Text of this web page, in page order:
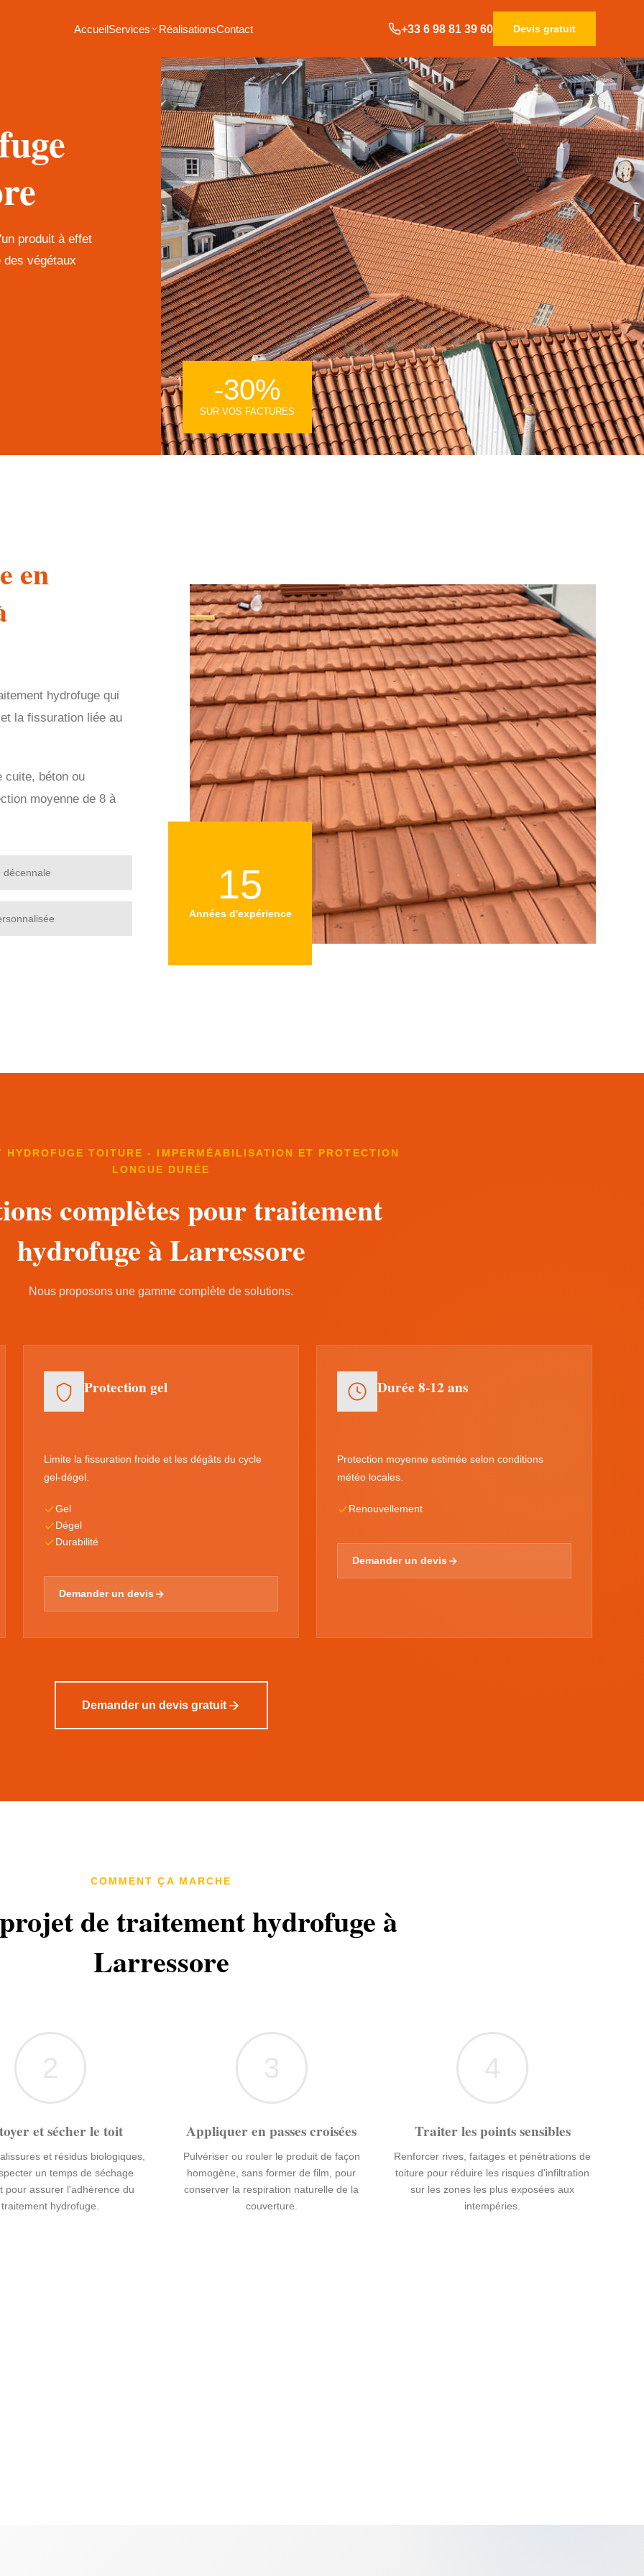
AccueilServices RéalisationsContact +33 6 98 81 39 60 Devis gratuit
produit à effet
végétaux
-30%
SUR VOS FACTURES
en
hydrofuge qui
la fissuration liée au
cuite, béton ou
moyenne de 8 à
décennale 15
Années d'expérience
HYDROFUGE TOITURE - IMPERMÉABILISATION ET PROTECTION
LONGUE DURÉE
complètes pour traitement
hydrofuge à Larressore
Nous proposons une gamme complète de solutions.
Protection gel
Limite la fissuration froide et les dégâts du cycle
gel-dégel.
Gel
Dégel
Durabilité
Demander un devis
Durée 8-12 ans
Protection moyenne estimée selon conditions
météo locales.
Renouvellement
Demander un devis
Demander un devis gratuit
COMMENT ÇA MARCHE
de traitement hydrofuge à
Larressore
2
et sécher le toit
et résidus biologiques,
un temps de séchage
pour assurer l'adhérence du
traitement hydrofuge.
3
Appliquer en passes croisées
Pulvériser ou rouler le produit de façon
homogène, sans former de film, pour
conserver la respiration naturelle de la
couverture.
4
Traiter les points sensibles
Renforcer rives, faitages et pénétrations de
toiture pour réduire les risques d'infiltration
sur les zones les plus exposées aux
intempéries.